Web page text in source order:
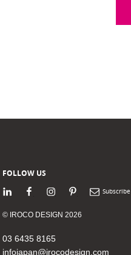
FOLLOW US
LinkedInFacebookInstagramPinterestNewsletter
© IROCO DESIGN 2026
03 6435 8165
infojapan@irocodesign.com